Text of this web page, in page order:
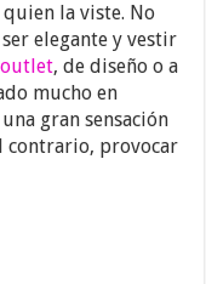
la viste. No
elegante y vestir
, de diseño o a
mucho en
gran sensación
contrario, provocar